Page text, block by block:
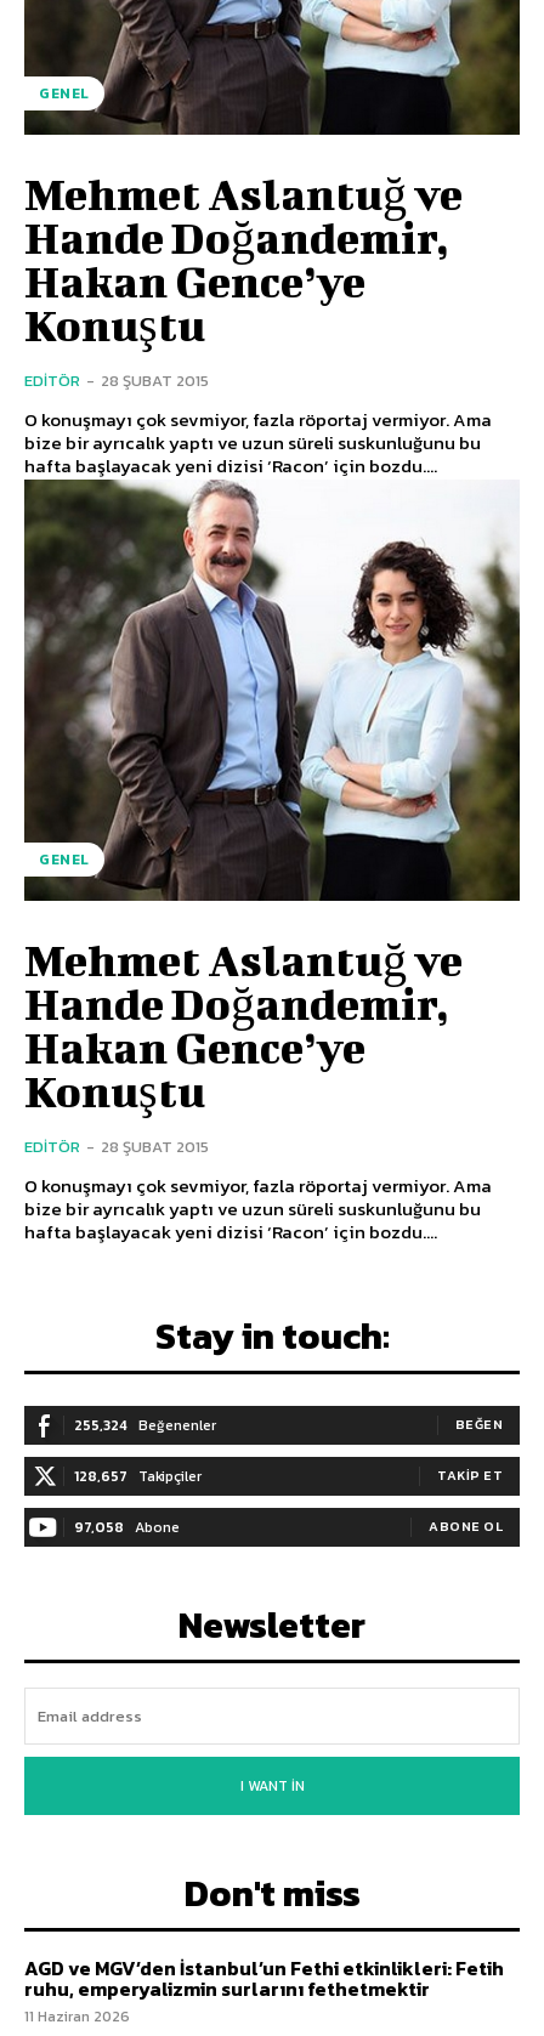
GENEL
Mehmet Aslantuğ ve
Hande Doğandemir,
Hakan Gence’ye
Konuştu
EDITÖR - 28 ŞUBAT 2015
O konuşmayı çok sevmiyor, fazla röportaj vermiyor. Ama
bize bir ayrıcalık yaptı ve uzun süreli suskunluğunu bu
hafta başlayacak yeni dizisi ‘Racon’ için bozdu....
GENEL
Mehmet Aslantuğ ve
Hande Doğandemir,
Hakan Gence’ye
Konuştu
EDITÖR - 28 ŞUBAT 2015
O konuşmayı çok sevmiyor, fazla röportaj vermiyor. Ama
bize bir ayrıcalık yaptı ve uzun süreli suskunluğunu bu
hafta başlayacak yeni dizisi ‘Racon’ için bozdu....
Stay in touch:
255,324 Beğenenler BEĞEN
128,657 Takipçiler TAKIP ET
97,058 Abone ABONE OL
Newsletter
I WANT IN
Don't miss
AGD ve MGV’den İstanbul’un Fethi etkinlikleri: Fetih
ruhu, emperyalizmin surlarını fethetmektir
11 Haziran 2026